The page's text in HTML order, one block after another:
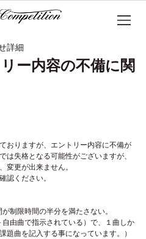
詳細
ー内容の不備に関
おりますが、エントリー内容に不備が
は失格となる可能性がございますが、
変更が出来ません。
認ください。
制限時間の半分を満たさない。
由曲で指示されている）で、１曲しか
題曲を記入する事になっています。）